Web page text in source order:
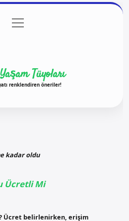
Politikası
menüyü
aç
Tüyoları
renklendiren öneriler!
kadar oldu
Ücretli Mi
Ücret belirlenirken, erişim